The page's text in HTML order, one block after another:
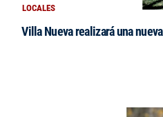
LOCALES
Villa Nueva realizará una